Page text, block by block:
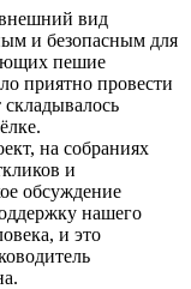
вид
и безопасным для
пешие
приятно провести
на собраниях
и
обсуждение
нашего
и это